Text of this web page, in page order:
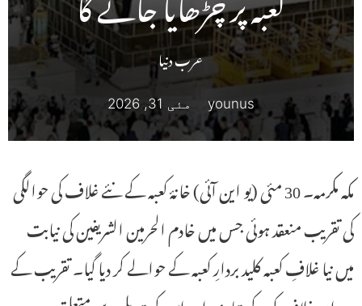
عرب دنیا
younus مئی 31, 2026
مکہ مکرمہ۔ 30 مئی (یو این آئی) خانۂ کعبہ کے نئے غلاف کی حوالگی
کی تقریب منعقد ہوئی جس میں خادم الحرمین الشریفین کی نیابت
میں نیا غلافِ کعبہ کلید بردارِ کعبہ کے حوالے کر دیا گیا۔ تقریب کے